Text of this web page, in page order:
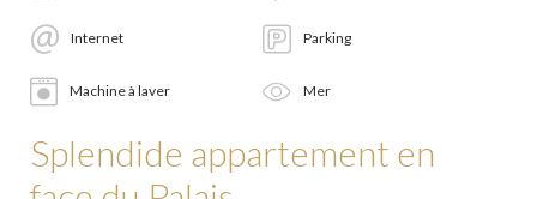
Internet Parking
Machine à laver Mer
Splendide appartement en